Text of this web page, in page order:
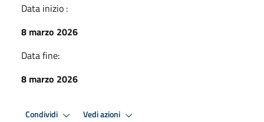
Data inizio :
8 marzo 2026
Data fine:
8 marzo 2026
Condividi Vedi azioni